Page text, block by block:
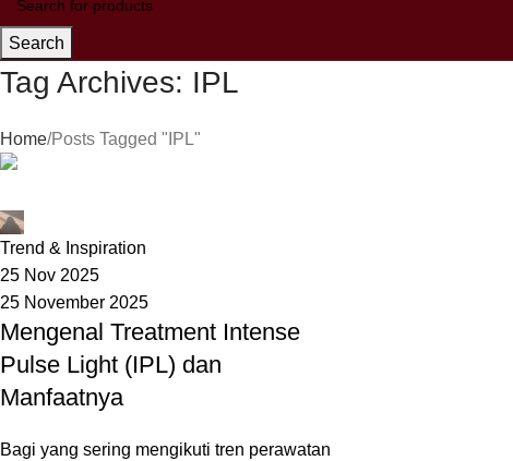
Search
Tag Archives: IPL
Home Posts Tagged "IPL"
Trend & Inspiration
25 Nov 2025
25 November 2025
Mengenal Treatment Intense
Pulse Light (IPL) dan
Manfaatnya
Bagi yang sering mengikuti tren perawatan